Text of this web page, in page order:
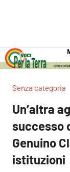
per
la
Terra
per
la
Alimentare
Senza categoria
Un’altra
successo
Genuino
istituzioni